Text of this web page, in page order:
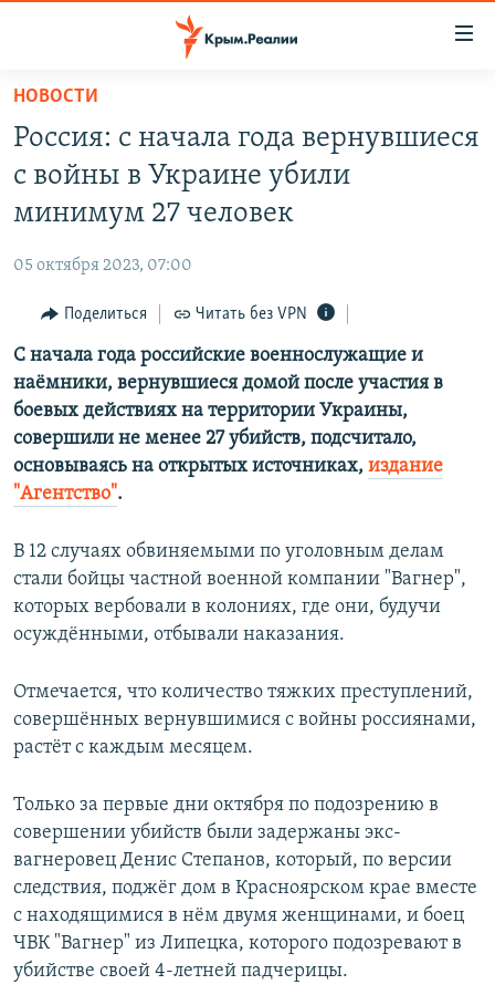
Вернуться
основному
содержанию
главной
навигации
Вернутся
поиску
11 ЛЕТ ОККУПАЦИИ КРЫМА. 11 ИСТОРИЙ СОПРОТИВЛЕНИЯ
ЕЩЕ
ИНТЕРАКТИВ
ИНФОГРАФИКА
ТЕЛЕПРОЕКТ КРЫМ.РЕАЛИИ
СОВЕТЫ ПРАВОЗАЩИТНИКОВ
ПРОПАВШИЕ БЕЗ ВЕСТИ
КРЫМ.НЕПОКОРЕННЫЙ
УКРАИНСКАЯ ПРОБЛЕМА КРЫМА
РАДІО СВОБОДА
КАК ОБОЙТИ БЛОКИРОВКУ
Українською
Qırımtatar
НОВОСТИ
Россия: с начала года вернувшиеся
с войны в Украине убили
минимум 27 человек
05 октября 2023, 07:00
Поделиться Читать без VPN
С начала года российские военнослужащие и
наёмники, вернувшиеся домой после участия в
боевых действиях на территории Украины,
совершили не менее 27 убийств, подсчитало,
основываясь на открытых источниках, издание
"Агентство".
В 12 случаях обвиняемыми по уголовным делам
стали бойцы частной военной компании "Вагнер",
которых вербовали в колониях, где они, будучи
осуждёнными, отбывали наказания.
Отмечается, что количество тяжких преступлений,
совершённых вернувшимися с войны россиянами,
растёт с каждым месяцем.
Только за первые дни октября по подозрению в
совершении убийств были задержаны экс-
вагнеровец Денис Степанов, который, по версии
следствия, поджёг дом в Красноярском крае вместе
с находящимися в нём двумя женщинами, и боец
ЧВК "Вагнер" из Липецка, которого подозревают в
убийстве своей 4-летней падчерицы.